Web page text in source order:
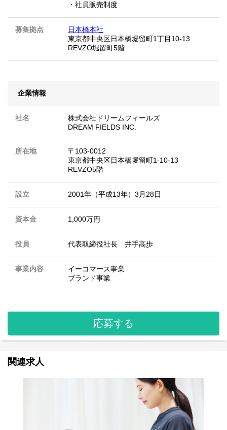
・社員販売制度
募集拠点
日本橋本社
東京都中央区日本橋堀留町1丁目10-13
REVZO堀留町5階
企業情報
社名
株式会社ドリームフィールズ
DREAM FIELDS INC.
所在地
〒103-0012
東京都中央区日本橋堀留町1-10-13
REVZO5階
設立 2001年（平成13年）3月28日
資本金 1,000万円
役員 代表取締役社長 井手高歩
事業内容
イーコマース事業
ブランド事業
応募する
関連求人